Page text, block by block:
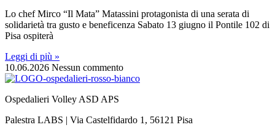
Lo chef Mirco “Il Mata” Matassini protagonista di una serata di
solidarietà tra gusto e beneficenza Sabato 13 giugno il Pontile 102 di
Pisa ospiterà
Leggi di più »
10.06.2026 Nessun commento
Ospedalieri Volley ASD APS
Palestra LABS | Via Castelfidardo 1, 56121 Pisa